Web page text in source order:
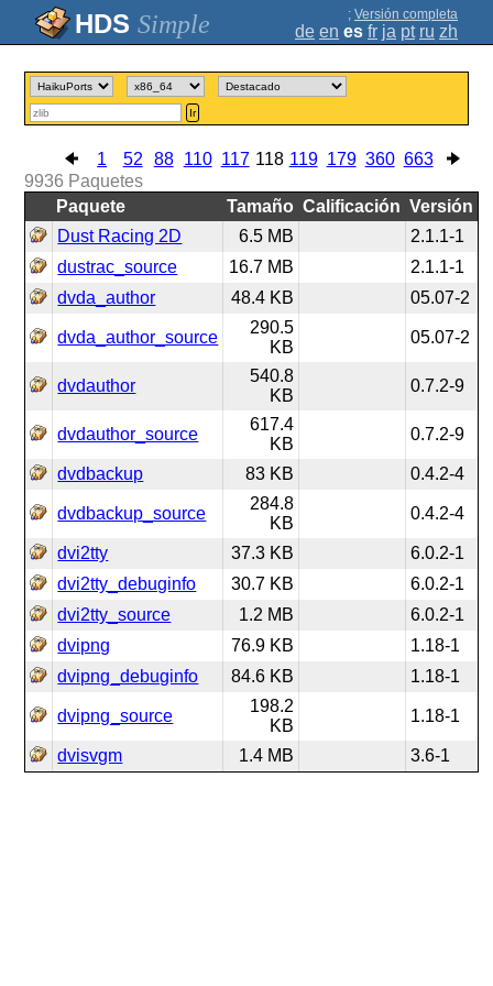
Simple ; Versión completa
de en es fr ja pt ru zh
Ir
1 52 88 110 117 118 119 179 360 663
9936 Paquetes
Paquete
Tamaño Calificación Versión
Dust Racing 2D
6.5 MB
2.1.1-1
dustrac_source
16.7 MB
2.1.1-1
dvda_author
48.4 KB 05.07-2
dvda_author_source
290.5
KB
05.07-2
dvdauthor
540.8
KB
0.7.2-9
dvdauthor_source
617.4
KB
0.7.2-9
dvdbackup 83 KB 0.4.2-4
dvdbackup_source
284.8
KB
0.4.2-4
dvi2tty 37.3 KB
6.0.2-1
dvi2tty_debuginfo
30.7 KB
6.0.2-1
dvi2tty_source
1.2 MB
6.0.2-1
dvipng
76.9 KB
1.18-1
dvipng_debuginfo
84.6 KB 1.18-1
dvipng_source
198.2
KB
1.18-1
dvisvgm 1.4 MB 3.6-1